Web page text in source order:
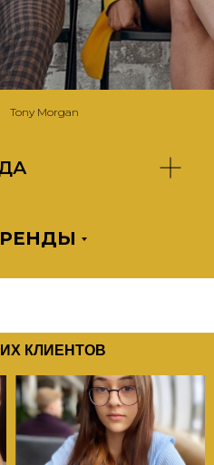
Tony Morgan
КЛИЕНТОВ